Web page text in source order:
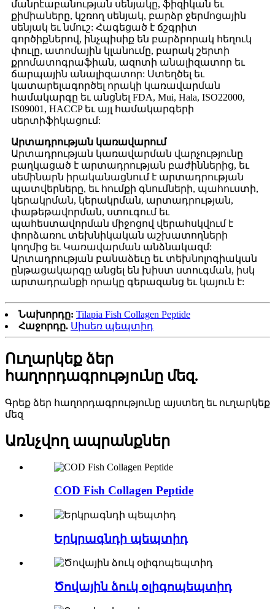
մանրէաբանության սենյակը, ֆիզիկան եւ
քիմիաները, կշռող սենյակ, բարձր ջերմոցային
սենյակ եւ նմուշ: Հագեցած է ճշգրիտ
գործիքներով, ինչպիսիք են բարձրորակ հեղուկ
փուլը, ատոմային կլանումը, բարակ շերտի
քրոմատոգրաֆիան, ազոտի անալիզատոր եւ
ճարպային անալիզատոր: Ստեղծել եւ
կատարելագործել որակի կառավարման
համակարգը եւ անցնել FDA, Mui, Hala, ISO22000,
IS09001, HACCP եւ այլ համակարգերի
սերտիֆիկացում:
Արտադրության կառավարում
Արտադրության կառավարման վարչությունը
բաղկացած է արտադրության բաժիններից, եւ
սեմինարն իրականացնում է արտադրության
պատվերները, եւ հումքի գնումների, պահուստի,
կերակրման, կերակրման, արտադրության,
փաթեթավորման, ստուգում եւ
պահեստավորման միջոցով վերահսկվում է
փորձառու տեխնիկական աշխատողների
կողմից եւ Կառավարման անձնակազմ:
Արտադրության բանաձեւը եւ տեխնոլոգիական
ընթացակարգը անցել են խիստ ստուգման, իսկ
արտադրանքի որակը գերազանց եւ կայուն է:
Նախորդը: Tilapia Fish Collagen Peptide
Հաջորդը. Սիսեռ պեպտիդ
Ուղարկեք ձեր
հաղորդագրությունը մեզ.
Գրեք ձեր հաղորդագրությունը այստեղ եւ ուղարկեք
մեզ
Առնչվող ապրանքներ
COD Fish Collagen Peptide
Երկրագնդի պեպտիդ
Ծովային ձուկ օլիգոպեպտիդ